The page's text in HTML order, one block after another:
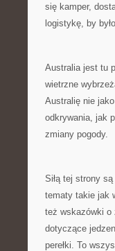
się kamper,
logistykę, by
Australia jest tu
wietrzne
Australię nie
odkrywania, jak
zmiany pogody.
Siłą tej strony
tematy takie jak
też wskazówki o
dotyczące
perełki. To